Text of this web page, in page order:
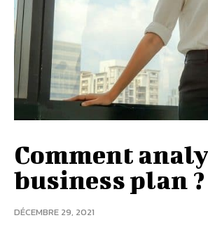
Comment
business plan ?
DÉCEMBRE 29, 2021